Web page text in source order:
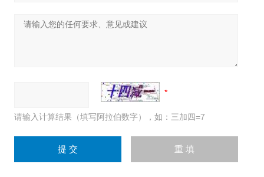
请输入计算结果（填写阿拉伯数字），如：三加四=7